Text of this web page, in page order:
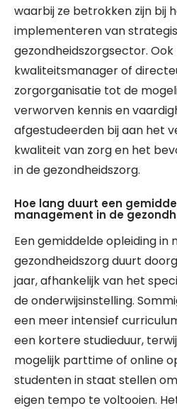
waarbij ze betrokken zijn bij
implementeren van
gezondheidszorgsector.
kwaliteitsmanager of
zorgorganisatie tot de
verworven kennis en
afgestudeerden bij aan het
kwaliteit van zorg en het
in de gezondheidszorg.
Hoe lang duurt een
management in de
Een gemiddelde opleiding in
gezondheidszorg duurt
jaar, afhankelijk van het
de onderwijsinstelling.
een meer intensief
een kortere studieduur,
mogelijk parttime of online
studenten in staat stellen
eigen tempo te voltooien.